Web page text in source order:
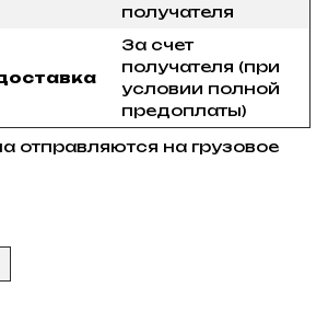
получателя
За счет
получателя (при
условии полной
предоплаты)
отправляются на грузовое